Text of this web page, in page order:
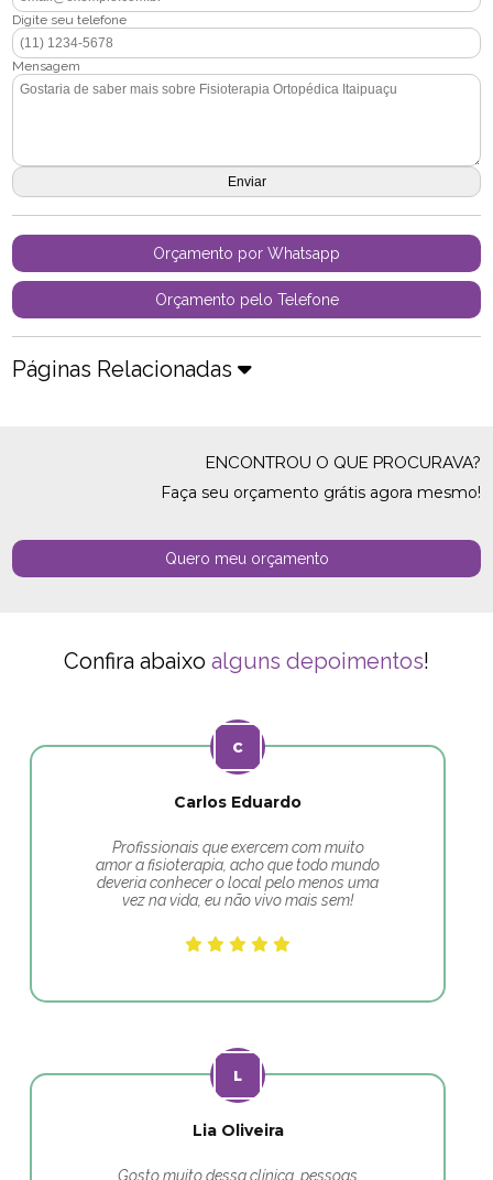
Digite seu telefone
Mensagem
Orçamento por Whatsapp
Orçamento pelo Telefone
Páginas Relacionadas
ENCONTROU O QUE PROCURAVA?
Faça seu orçamento grátis agora mesmo!
Quero meu orçamento
Confira abaixo alguns depoimentos!
Carlos Eduardo
Profissionais que exercem com muito
amor a fisioterapia, acho que todo mundo
deveria conhecer o local pelo menos uma
vez na vida, eu não vivo mais sem!
Lia Oliveira
Gosto muito dessa clínica, pessoas